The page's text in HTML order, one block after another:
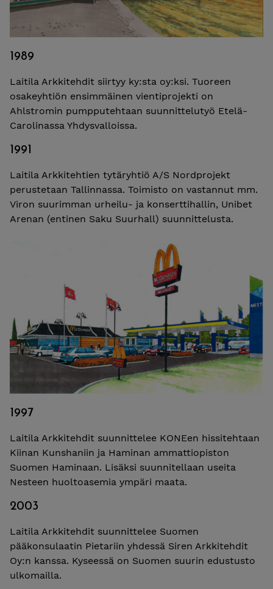
1989
Laitila Arkkitehdit siirtyy ky:sta oy:ksi. Tuoreen
osakeyhtiön ensimmäinen vientiprojekti on
Ahlstromin pumpputehtaan suunnittelutyö Etelä-
Carolinassa Yhdysvalloissa.
1991
Laitila Arkkitehtien tytäryhtiö A/S Nordprojekt
perustetaan Tallinnassa. Toimisto on vastannut mm.
Viron suurimman urheilu- ja konserttihallin, Unibet
Arenan (entinen Saku Suurhall) suunnittelusta.
1997
Laitila Arkkitehdit suunnittelee KONEen hissitehtaan
Kiinan Kunshaniin ja Haminan ammattiopiston
Suomen Haminaan. Lisäksi suunnitellaan useita
Nesteen huoltoasemia ympäri maata.
2003
Laitila Arkkitehdit suunnittelee Suomen
pääkonsulaatin Pietariin yhdessä Siren Arkkitehdit
Oy:n kanssa. Kyseessä on Suomen suurin edustusto
ulkomailla.